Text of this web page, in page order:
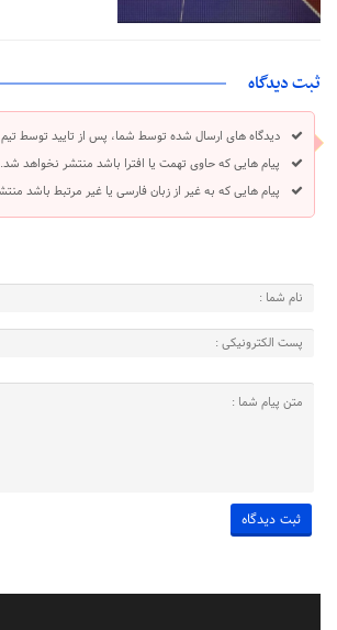
ثبت دیدگاه
دیدگاه های ارسال شده توسط شما، پس از تایید توسط
پیام هایی که حاوی تهمت یا افترا باشد منتشر نخواهد شد.
پیام هایی که به غیر از زبان فارسی یا غیر مرتبط باشد